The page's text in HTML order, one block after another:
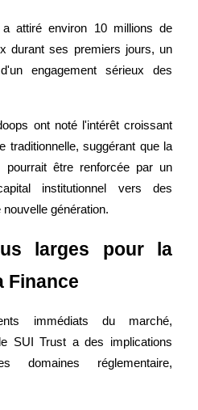
récompenses compétitives
a attiré environ 10 millions de
durant ses premiers jours, un
engagement sérieux des
ont noté l'intérêt croissant
traditionnelle, suggérant que la
être renforcée par un
institutionnel vers des
génération.
larges pour la
Finance
immédiats du marché,
SUI Trust a des implications
réglementaire,